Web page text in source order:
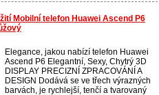
Mobilní telefon Huawei Ascend P6
Elegance, jakou nabízí telefon Huawei
Ascend P6 Elegantní, Sexy, Chytrý 3D
DISPLAY PRECIZNÍ ZPRACOVÁNÍ A
DESIGN Dodává se ve třech výrazných
barvách, je rychlejší, tenčí a tvarovaný